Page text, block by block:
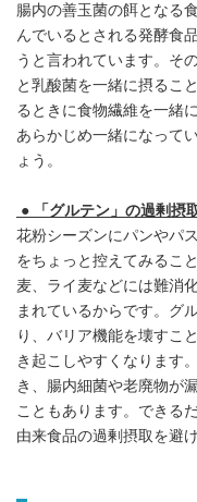
腸内の善玉菌の餌となる
んでいるとされる発酵食
うと言われています。そ
と乳酸菌を一緒に摂るこ
るときに食物繊維を一緒
あらかじめ一緒になって
ょう。
● 「グルテン」の過剰摂
花粉シーズンにパンやパ
をちょっと控えてみるこ
麦、ライ麦などには難消
まれているからです。グ
り、バリア機能を壊すこ
き起こしやすくなります
き、腸内細菌や老廃物が
こともあります。できる
由来食品の過剰摂取を避